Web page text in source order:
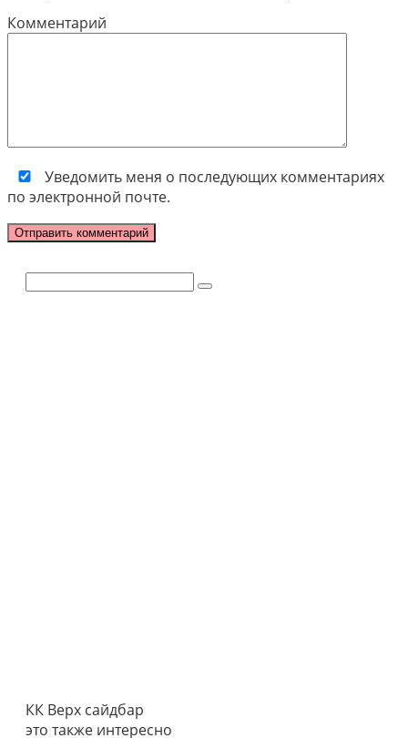
Комментарий
Уведомить меня о последующих комментариях
по электронной почте.
Поиск:
КК Верх сайдбар
это также интересно